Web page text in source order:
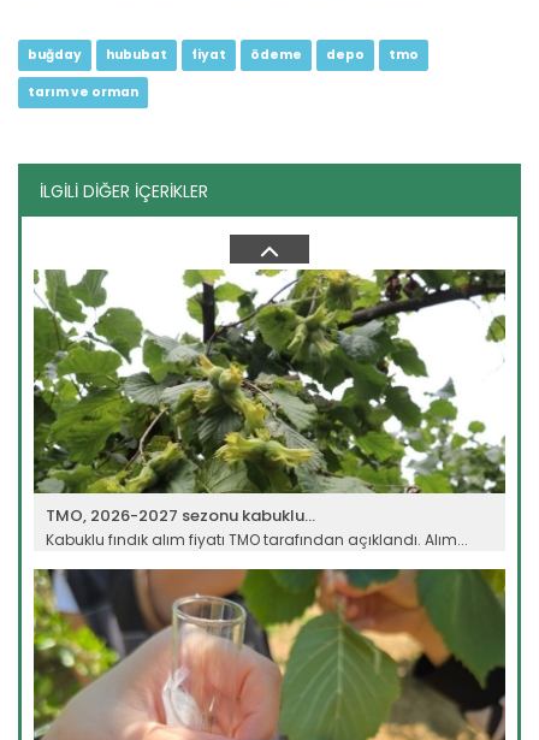
buğday hububat fiyat ödeme depo tmo
tarım ve orman
İLGİLİ DİĞER İÇERİKLER
Yeni nesil tarım liseleri yeni...
Tarım ve Orman Bakanlığının güçlü bilimsel altyapısı tarım
Devamını Oku ->
TMO, 2026-2027 sezonu kabuklu...
Kabuklu fındık alım fiyatı TMO tarafından açıklandı. Alım...
Devamını Oku ->